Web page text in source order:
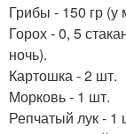
Грибы - 150 гр
Горох - 0, 5
ночь).
Картошка - 2 шт.
Морковь - 1 шт.
Репчатый лук - 1